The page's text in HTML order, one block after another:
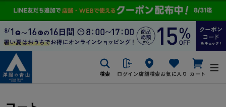
検索 ログイン店舗検索お気に入り カート